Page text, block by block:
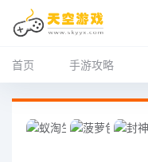
首页 手游攻略